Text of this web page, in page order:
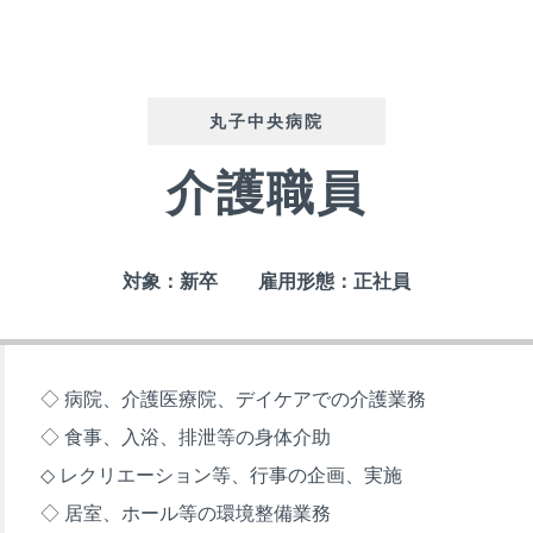
丸子中央病院
介護職員
対象：新卒 雇用形態：正社員
◇ 病院、介護医療院、デイケアでの介護業務
◇ 食事、入浴、排泄等の身体介助
◇ レクリエーション等、行事の企画、実施
◇ 居室、ホール等の環境整備業務